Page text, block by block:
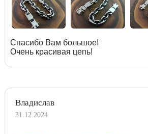
Спасибо Вам большое!
Очень красивая цепь!
Владислав
31.12.2024